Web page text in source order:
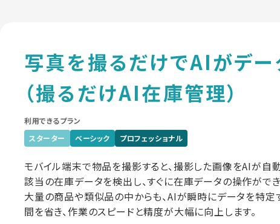
写真を撮るだけでAIがデ
（撮るだけAI在庫管理）
利用できるプラン
スターター
ベーシック プロフェッショナル
モバイル端末で物品を撮影すると、撮影した画像をAIが自
該当の在庫データを検出し、すぐに在庫データの操作ができ
大量の商品や類似品の中からも、AIが瞬時にデータを特定
間を省き、作業のスピードと精度が大幅に向上します。